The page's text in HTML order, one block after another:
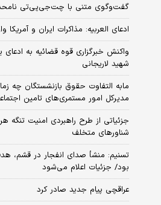
گفت‌وگوی متنی با چت‌جی‌پی‌تی
ادعای العربیه: مذاکرات ایران و
واکنش خبرگزاری قوه قضائیه به
شهید لاریجانی
مابه التفاوت حقوق بازنشستگان چه
مدیرکل امور مستمری‌های تامین
شناورهای متخلف
تسنیم: منشأ صدای انفجار در قشم،
بود/ جزئیات اعلام می‌شود
عراقچی پیام جدید صادر کرد